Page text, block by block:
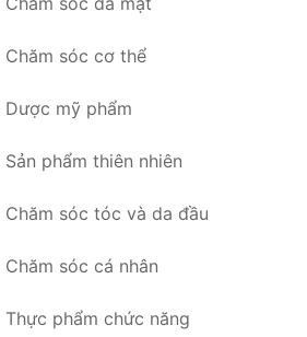
Chăm sóc cơ thể
Dược mỹ phẩm
Sản phẩm thiên nhiên
Chăm sóc tóc và da đầu
Chăm sóc cá nhân
Thực phẩm chức năng